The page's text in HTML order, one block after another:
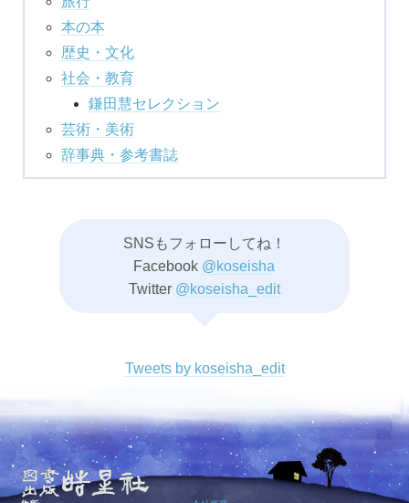
本の本
歴史・文化
社会・教育
鎌田慧セレクション
芸術・美術
辞事典・参考書誌
SNSもフォローしてね！
Facebook @koseisha
Twitter @koseisha_edit
Tweets by koseisha_edit